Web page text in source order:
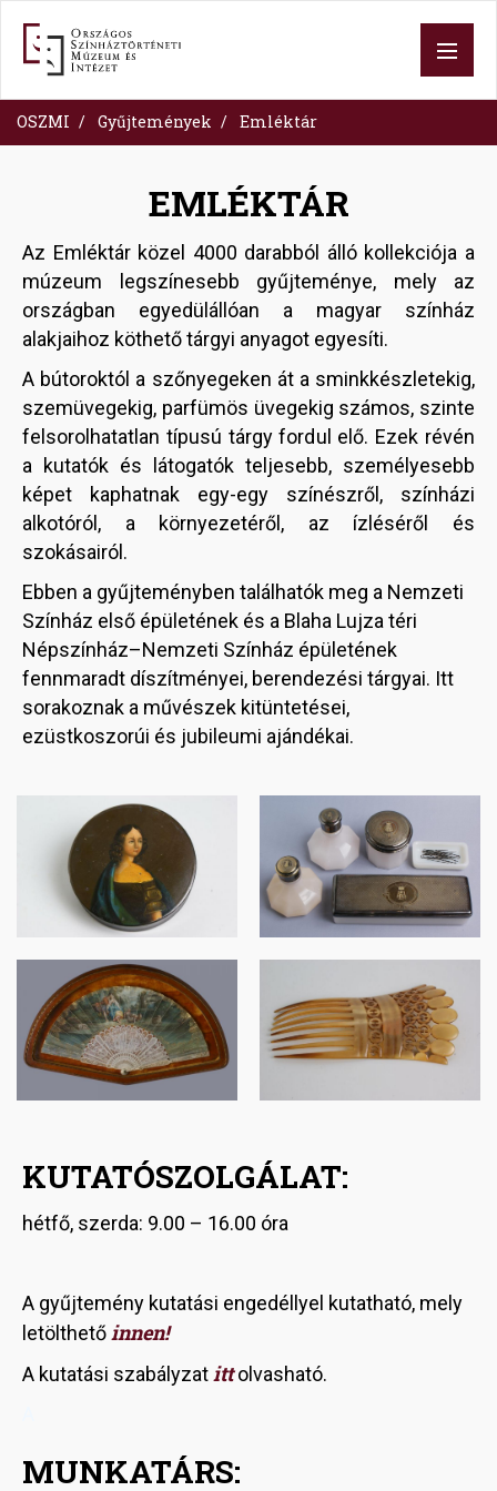
content
OSZMI Gyűjtemények Emléktár
EMLÉKTÁR
Az Emléktár közel 4000 darabból álló kollekciója a
múzeum legszínesebb gyűjteménye, mely az
országban egyedülállóan a magyar színház
alakjaihoz köthető tárgyi anyagot egyesíti.
A bútoroktól a szőnyegeken át a sminkkészletekig,
szemüvegekig, parfümös üvegekig számos, szinte
felsorolhatatlan típusú tárgy fordul elő. Ezek révén
a kutatók és látogatók teljesebb, személyesebb
képet kaphatnak egy-egy színészről, színházi
alkotóról, a környezetéről, az ízléséről és
szokásairól.
Ebben a gyűjteményben találhatók meg a Nemzeti
Színház első épületének és a Blaha Lujza téri
Népszínház–Nemzeti Színház épületének
fennmaradt díszítményei, berendezési tárgyai. Itt
sorakoznak a művészek kitüntetései,
ezüstkoszorúi és jubileumi ajándékai.
Image Image
Image Image
KUTATÓSZOLGÁLAT:
hétfő, szerda: 9.00 – 16.00 óra
A gyűjtemény kutatási engedéllyel kutatható, mely
letölthetőinnen!
A kutatási szabályzatitt olvasható.
MUNKATÁRS: